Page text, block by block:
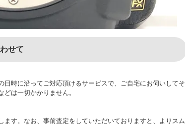
せて
時に沿ってご対応頂けるサービスで、ご自宅にお伺いしてそ
は一切かかりません。
す。なお、事前査定をしていただいておりますと、よりスム